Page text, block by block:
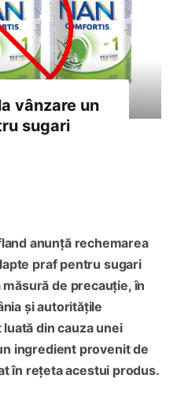
vânzare un
sugari
anunță rechemarea
praf pentru sugari
de precauție, în
și autoritățile
din cauza unei
ingredient provenit de
în rețeta acestui produs.